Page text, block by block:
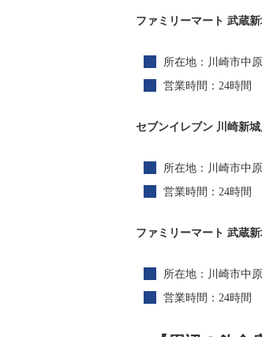
ファミリーマート 武蔵
所在地：川崎市中
営業時間：24時間
セブンイレブン 川崎新
所在地：川崎市中
営業時間：24時間
ファミリーマート 武蔵
所在地：川崎市中
営業時間：24時間